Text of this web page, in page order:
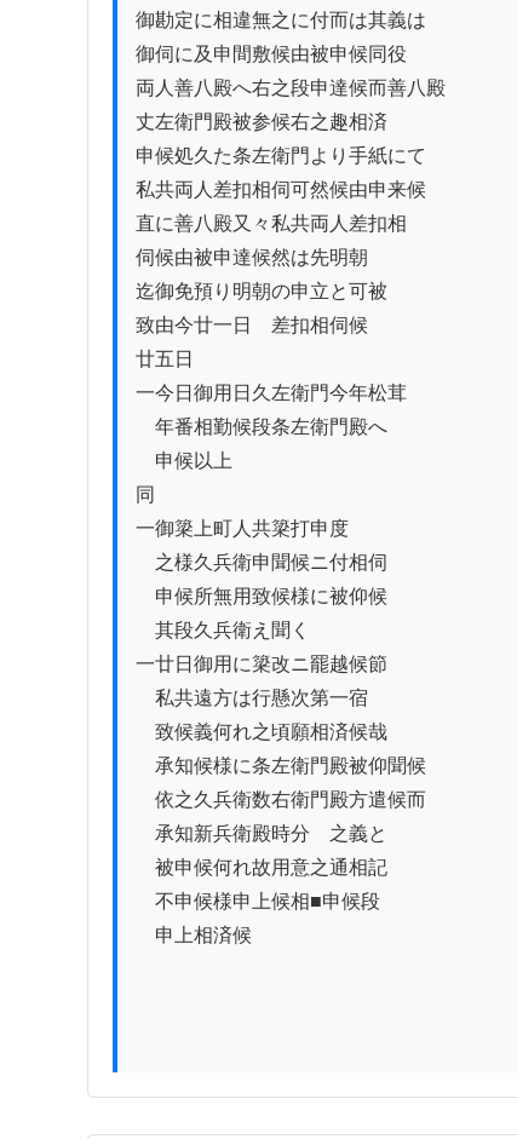
御勘定に相違無之に付而は其義は
御伺に及申間敷候由被申候同役
両人善八殿へ右之段申達候而善八殿
丈左衛門殿被参候右之趣相済
申候処久た条左衛門より手紙にて
私共両人差扣相伺可然候由申来候
直に善八殿又々私共両人差扣相
伺候由被申達候然は先明朝
迄御免預り明朝の申立と可被
致由今廿一日ゟ差扣相伺候
廿五日
一今日御用日久左衛門今年松茸
年番相勤候段条左衛門殿へ
申候以上
同
一御簗上町人共簗打申度
之様久兵衛申聞候ニ付相伺
申候所無用致候様に被仰候
其段久兵衛え聞く
一廿日御用に簗改ニ罷越候節
私共遠方は行懸次第一宿
致候義何れ之頃願相済候哉
承知候様に条左衛門殿被仰聞候
依之久兵衛数右衛門殿方遣候而
承知新兵衛殿時分ゟ之義と
被申候何れ故用意之通相記
不申候様申上候相■申候段
申上相済候